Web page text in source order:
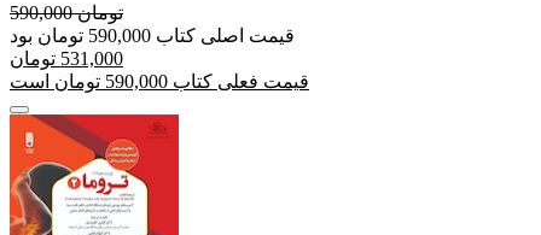
590,000 تومان
قیمت اصلی کتاب 590,000 تومان بود
531,000 تومان
قیمت فعلی کتاب 590,000 تومان است